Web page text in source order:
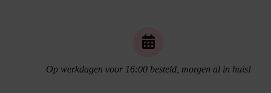
Op werkdagen voor 16:00 besteld, morgen al in huis!